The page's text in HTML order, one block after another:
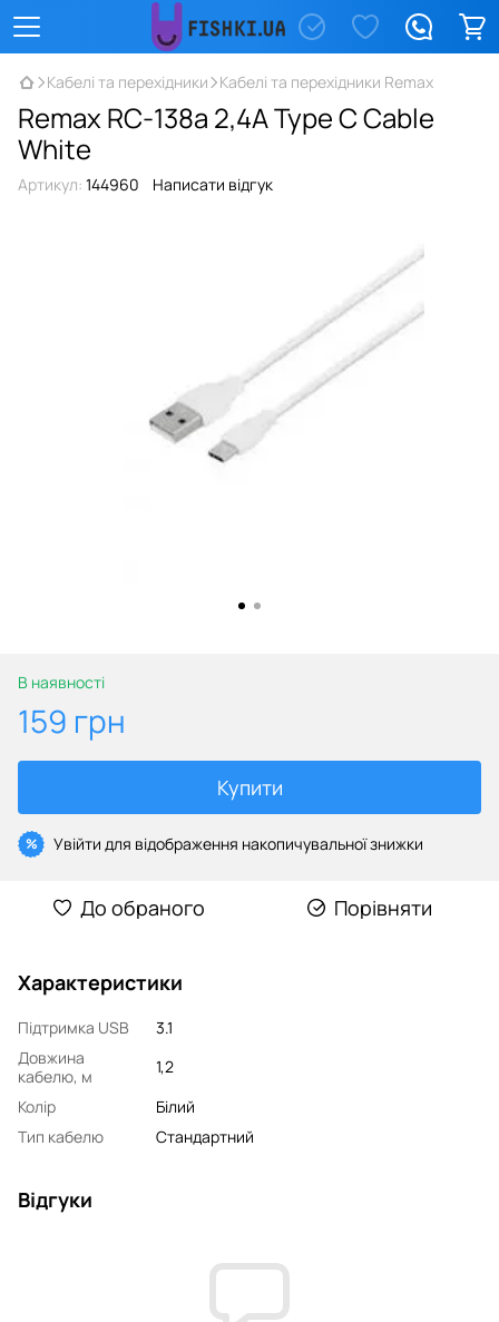
Кабелі та перехідники Кабелі та перехідники Remax
Remax RC-138a 2,4A Type C Cable
White
Артикул: 144960 Написати відгук
В наявності
159 грн
Купити
% Увійти для відображення накопичувальної знижки
До обраного Порівняти
Характеристики
Підтримка USB
3.1
Довжина
кабелю, м
1,2
Колір
Білий
Тип кабелю
Стандартний
Відгуки